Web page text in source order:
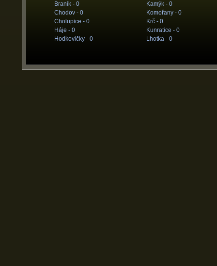
Braník - 0
Chodov - 0
Cholupice - 0
Háje - 0
Hodkovičky - 0
Kamýk - 0
Komořany - 0
Krč - 0
Kunratice - 0
Lhotka - 0